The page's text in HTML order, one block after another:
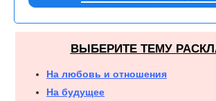
ВЫБЕРИТЕ ТЕМУ
На любовь и отношения
На будущее